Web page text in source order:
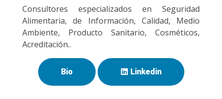
Consultores especializados en Seguridad
Alimentaria, de Información, Calidad, Medio
Ambiente, Producto Sanitario, Cosméticos,
Acreditación..
Bio Linkedin